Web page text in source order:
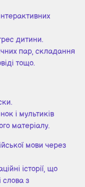
дитини.
пар, складання
тощо.
і мультиків
матеріалу.
мови через
історії, що
слова з